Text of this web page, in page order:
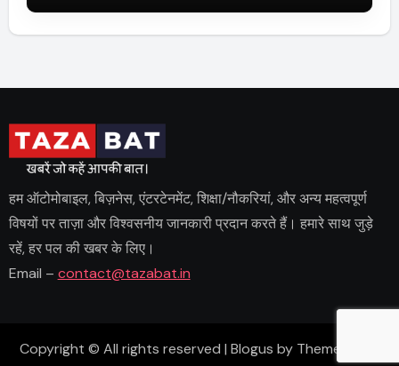
हम ऑटोमोबाइल, बिज़नेस, एंटरटेनमेंट, शिक्षा/नौकरियां, और अन्य महत्वपूर्ण
विषयों पर ताज़ा और विश्वसनीय जानकारी प्रदान करते हैं। हमारे साथ जुड़े
रहें, हर पल की खबर के लिए।
Email – contact@tazabat.in
Copyright © All rights reserved | Blogus by Themeansar